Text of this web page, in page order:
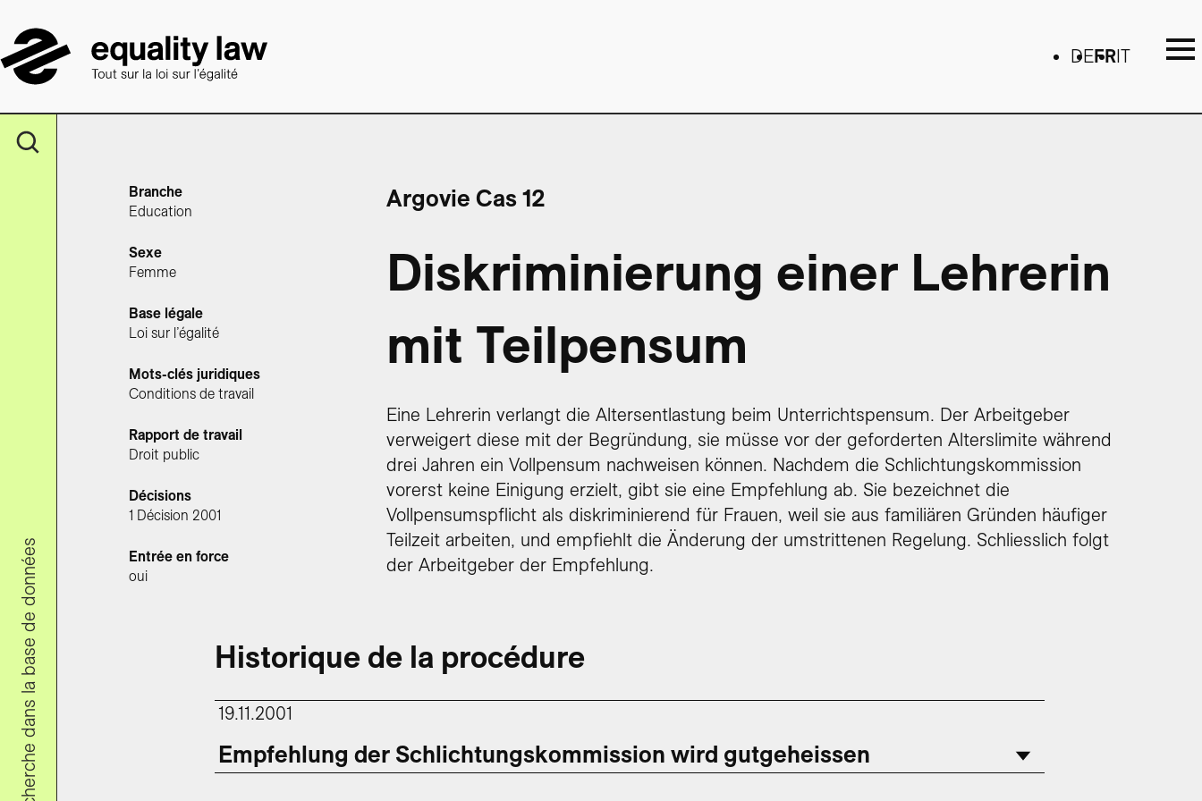
DEFR IT
Recherche dans la base de données
Branche
Education
Sexe
Femme
Base légale
Loi sur l’égalité
Mots-clés juridiques
Conditions de travail
Rapport de travail
Droit public
Décisions
1 Décision 2001
Entrée en force
oui
Argovie Cas 12
Diskriminierung einer Lehrerin
mit Teilpensum
Eine Lehrerin verlangt die Altersentlastung beim Unterrichtspensum. Der Arbeitgeber
verweigert diese mit der Begründung, sie müsse vor der geforderten Alterslimite während
drei Jahren ein Vollpensum nachweisen können. Nachdem die Schlichtungskommission
vorerst keine Einigung erzielt, gibt sie eine Empfehlung ab. Sie bezeichnet die
Vollpensumspflicht als diskriminierend für Frauen, weil sie aus familiären Gründen häufiger
Teilzeit arbeiten, und empfiehlt die Änderung der umstrittenen Regelung. Schliesslich folgt
der Arbeitgeber der Empfehlung.
Historique de la procédure
19.11.2001
Empfehlung der Schlichtungskommission wird gutgeheissen